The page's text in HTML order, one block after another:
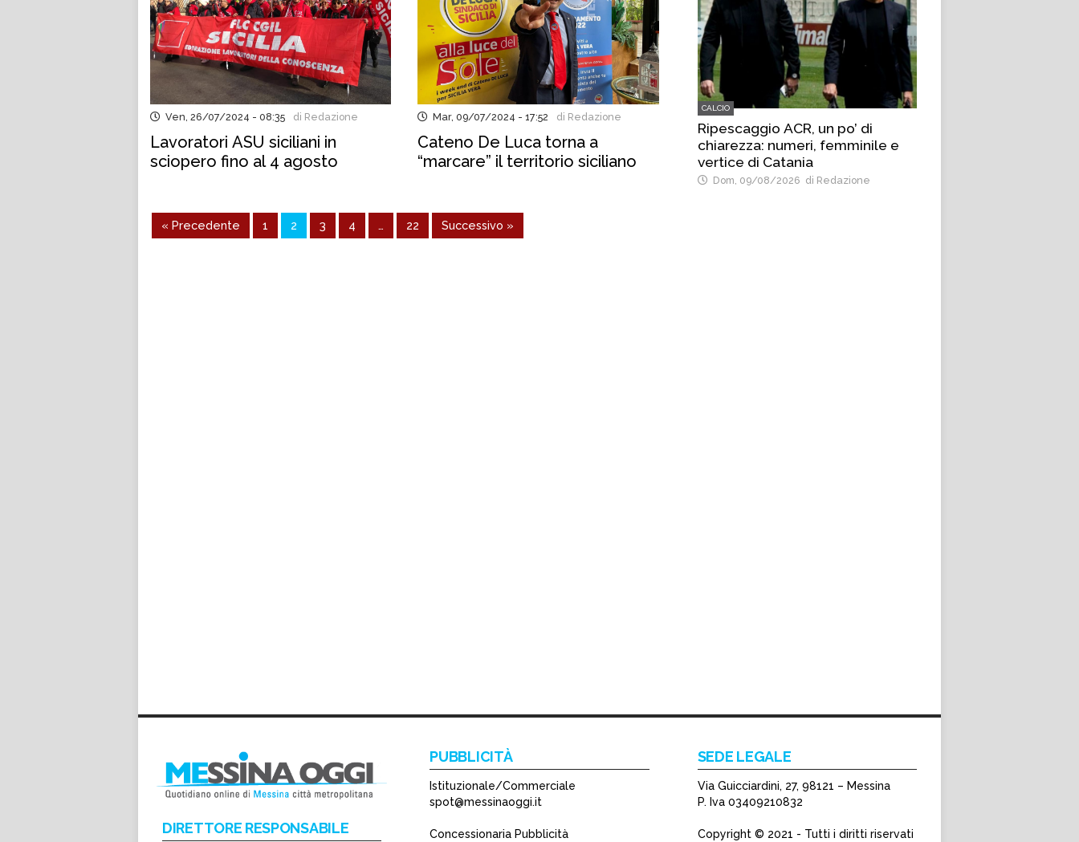
Ven, 26/07/2024 - 08:35 di Redazione
Lavoratori ASU siciliani in
sciopero fino al 4 agosto
Mar, 09/07/2024 - 17:52 di Redazione
Cateno De Luca torna a
“marcare” il territorio siciliano
« Precedente 1 2 3 4 … 22 Successivo »
CALCIO
Ripescaggio ACR, un po’ di
chiarezza: numeri, femminile e
vertice di Catania
Dom, 09/08/2026 di Redazione
DIRETTORE RESPONSABILE
PUBBLICITÀ
Istituzionale/Commerciale
spot@messinaoggi.it
Concessionaria Pubblicità
SEDE LEGALE
Via Guicciardini, 27, 98121 – Messina
P. Iva 03409210832
Copyright © 2021 - Tutti i diritti riservati